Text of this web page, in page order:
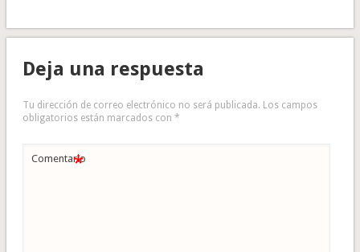
Deja una respuesta
Tu dirección de correo electrónico no será publicada. Los campos
obligatorios están marcados con *
Comentario
*